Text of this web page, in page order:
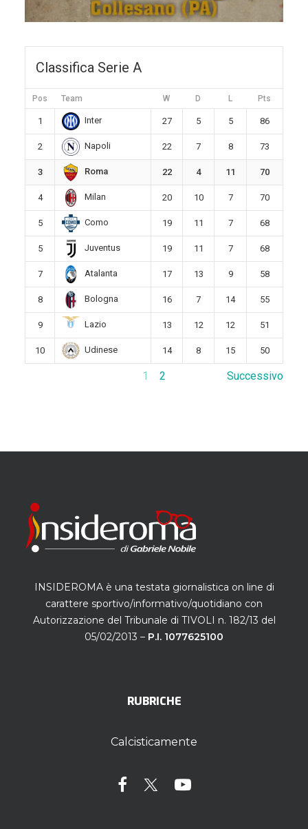
Classifica Serie A
Pos Team W D L Pts
1 Inter 27 5 5 86
2 Napoli 22 7 8 73
3 Roma 22 4 11 70
4 Milan 20 10 7 70
5 Como 19 11 7 68
5 Juventus 19 11 7 68
7 Atalanta 17 13 9 58
8 Bologna 16 7 14 55
9 Lazio 13 12 12 51
10 Udinese 14 8 15 50
1 2 Successivo
INSIDEROMA è una testata giornalistica on line di
carattere sportivo/informativo/quotidiano con
Autorizzazione del Tribunale di TIVOLI n. 182/13 del
05/02/2013 – P.I. 1077625100
RUBRICHE
Calcisticamente